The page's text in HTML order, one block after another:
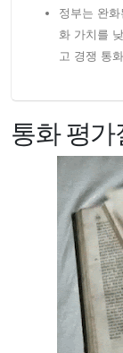
정부는 완
화 가치를
고 경쟁 통
통화 평가